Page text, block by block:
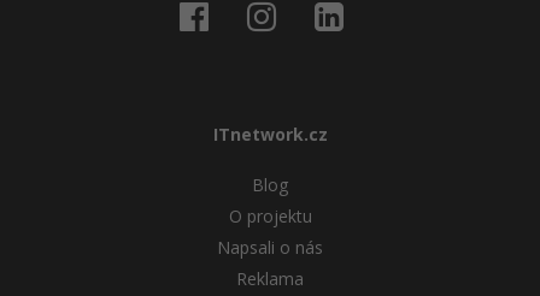
ITnetwork.cz
Blog
O projektu
Napsali o nás
Reklama